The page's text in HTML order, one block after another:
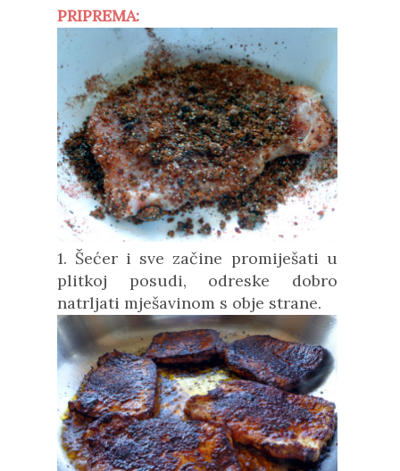
PRIPREMA:
1. Šećer i sve začine promiješati u
plitkoj posudi, odreske dobro
natrljati mješavinom s obje strane.